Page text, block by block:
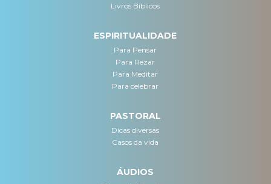
Livros Bíblicos
ESPIRITUALIDADE
Para Pensar
Para Rezar
Para Meditar
Para celebrar
PASTORAL
Dicas diversas
Casos da vida
ÁUDIOS